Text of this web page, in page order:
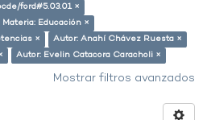
ford#5.03.01 ×
Materia: Educación ×
×
Autor: Anahí Chávez Ruesta ×
Autor: Evelin Catacora Caracholi ×
Mostrar filtros avanzados